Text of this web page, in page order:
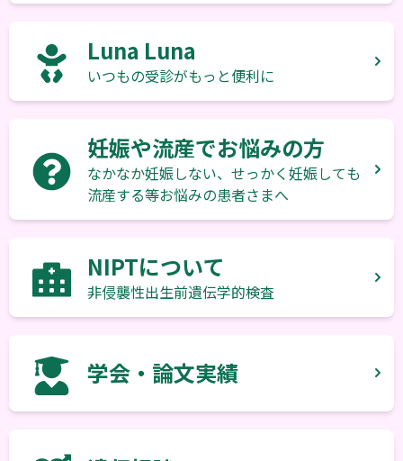
Luna Luna
いつもの受診がもっと便利に
妊娠や流産でお悩みの方
なかなか妊娠しない、せっかく妊娠しても
流産する等お悩みの患者さまへ
NIPTについて
非侵襲性出生前遺伝学的検査
学会・論文実績